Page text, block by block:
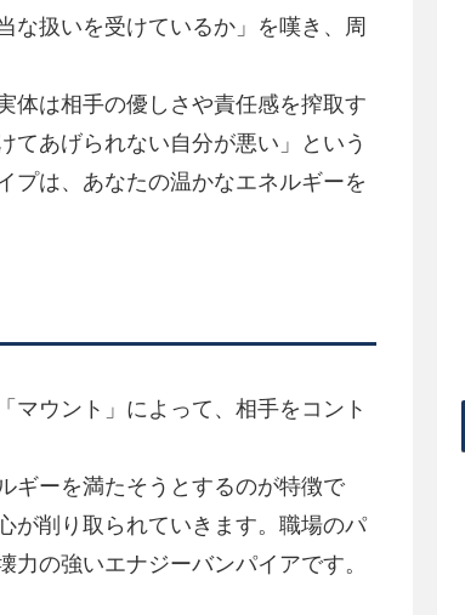
な扱いを受けているか」を嘆き、周
体は相手の優しさや責任感を搾取す
てあげられない自分が悪い」という
プは、あなたの温かなエネルギーを
マウント」によって、相手をコント
ギーを満たそうとするのが特徴で
が削り取られていきます。職場のパ
の強いエナジーバンパイアです。